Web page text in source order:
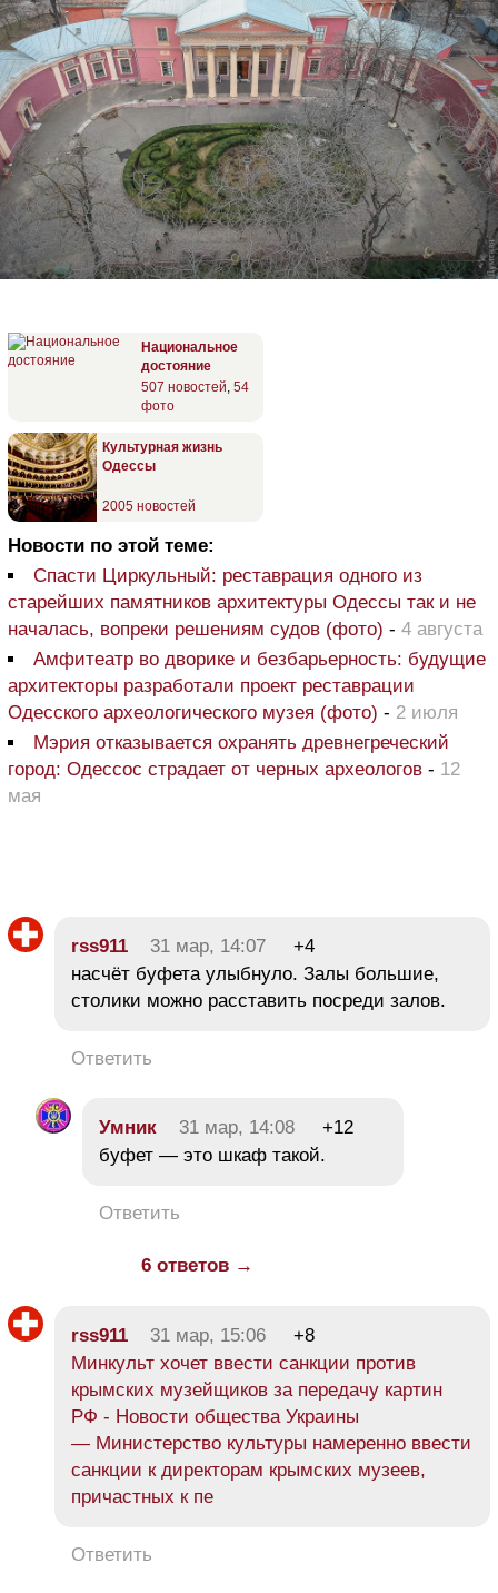
Национальное
достояние
507 новостей, 54
фото
Культурная жизнь
Одессы
2005 новостей
Новости по этой теме:
Спасти Циркульный: реставрация одного из
старейших памятников архитектуры Одессы так и не
началась, вопреки решениям судов (фото) - 4 августа
Амфитеатр во дворике и безбарьерность: будущие
архитекторы разработали проект реставрации
Одесского археологического музея (фото) - 2 июля
Мэрия отказывается охранять древнегреческий
город: Одессос страдает от черных археологов - 12
мая
rss911 31 мар, 14:07
+4
насчёт буфета улыбнуло. Залы большие,
столики можно расставить посреди залов.
Ответить
Умник 31 мар, 14:08
+12
буфет — это шкаф такой.
Ответить
6 ответов →
rss911 31 мар, 15:06
+8
Минкульт хочет ввести санкции против
крымских музейщиков за передачу картин
РФ - Новости общества Украины
— Министерство культуры намеренно ввести
санкции к директорам крымских музеев,
причастных к пе
Ответить